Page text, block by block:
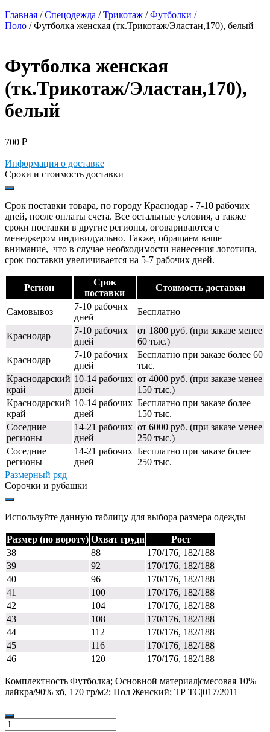
Главная /Спецодежда /Трикотаж /Футболки /
Поло / Футболка женская (тк.Трикотаж/Эластан,170), белый
Футболка женская
(тк.Трикотаж/Эластан,170),
белый
700 ₽
Информация о доставке
Сроки и стоимость доставки
Срок поставки товара, по городу Краснодар - 7-10 рабочих
дней, после оплаты счета. Все остальные условия, а также
сроки поставки в другие регионы, оговариваются с
менеджером индивидуально. Также, обращаем ваше
внимание, что в случае необходимости нанесения логотипа,
срок поставки увеличивается на 5-7 рабочих дней.
Регион
Срок
поставки
Стоимость доставки
Самовывоз
7-10 рабочих
дней
Бесплатно
Краснодар
7-10 рабочих
дней
от 1800 руб. (при заказе менее
60 тыс.)
Краснодар
7-10 рабочих
дней
Бесплатно при заказе более 60
тыс.
Краснодарский
край
10-14 рабочих
дней
от 4000 руб. (при заказе менее
150 тыс.)
Краснодарский
край
10-14 рабочих
дней
Бесплатно при заказе более
150 тыс.
Соседние
регионы
14-21 рабочих
дней
от 6000 руб. (при заказе менее
250 тыс.)
Соседние
регионы
14-21 рабочих
дней
Бесплатно при заказе более
250 тыс.
Размерный ряд
Сорочки и рубашки
Используйте данную таблицу для выбора размера одежды
Размер (по вороту) Охват груди
Рост
38
88
170/176, 182/188
39
92
170/176, 182/188
40
96
170/176, 182/188
41
100
170/176, 182/188
42
104
170/176, 182/188
43
108
170/176, 182/188
44
112
170/176, 182/188
45
116
170/176, 182/188
46
120 170/176, 182/188
Комплектность|Футболка; Основной материал|смесовая 10%
лайкра/90% хб, 170 гр/м2; Пол|Женский; ТР ТС|017/2011
Количество